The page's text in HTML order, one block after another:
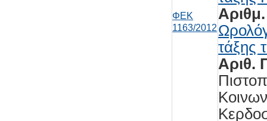
ΦΕΚ
1163/2012
τάξης
Αριθ.